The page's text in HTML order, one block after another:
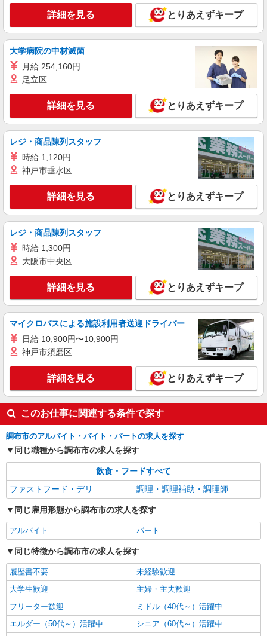
イリーゼ調布 （東京都調布市多摩川1-13-1）
キープ 詳細を見る
アルバイト パート
株式会社HITOWA フードサービスカンパニー
福祉施設での調理員【アルバイト・パート】
時給1,400円以上 ※経験によりスタート時給は
変動します。 ※AP評価制度：あり 年1回の評価
により時給を見直します。 ※アルバイト賞与（寸
志）：あり 年2回。勤続年数により金額UP。
イリーゼ調布 （東京都調布市多摩川1-13-1）
キープ 詳細を見る
株式会社HITOWA フードサービスカンパニー
福祉施設での調理師【正社員】
月給24万円〜27万円 ※給与は経験や前職給与
イリーゼ調布 （東京都調布市多摩川1-13-1）
キープ 詳細を見る
詳細を見る とりあえずキープ
大学病院の中材滅菌
月給 254,160円
足立区
詳細を見る とりあえずキープ
レジ・商品陳列スタッフ
時給 1,120円
神戸市垂水区
詳細を見る とりあえずキープ
レジ・商品陳列スタッフ
時給 1,300円
大阪市中央区
詳細を見る とりあえずキープ
マイクロバスによる施設利用者送迎ドライバー
日給 10,900円〜10,900円
神戸市須磨区
詳細を見る とりあえずキープ
このお仕事に関連する条件で探す
調布市のアルバイト・バイト・パートの求人を探す
同じ職種から調布市の求人を探す
飲食・フードすべて
ファストフード・デリ
調理・調理補助・調理師
同じ雇用形態から調布市の求人を探す
アルバイト パート
同じ特徴から調布市の求人を探す
履歴書不要
未経験歓迎
大学生歓迎
主婦・主夫歓迎
フリーター歓迎
ミドル（40代～）活躍中
エルダー（50代～）活躍中
シニア（60代～）活躍中